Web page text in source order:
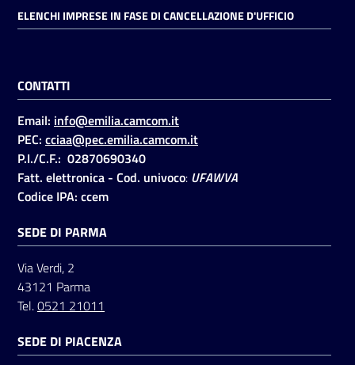
Seguici
ELENCHI IMPRESE IN FASE DI CANCELLAZIONE D'UFFICIO
CONTATTI
Email: info@emilia.camcom.it
PEC: cciaa@pec.emilia.camcom.it
P.I./C.F.: 02870690340
Fatt. elettronica - Cod. univoco: UFAWVA
Codice IPA: ccem
SEDE DI PARMA
Via Verdi, 2
43121 Parma
Tel.0521 21011
SEDE DI PIACENZA